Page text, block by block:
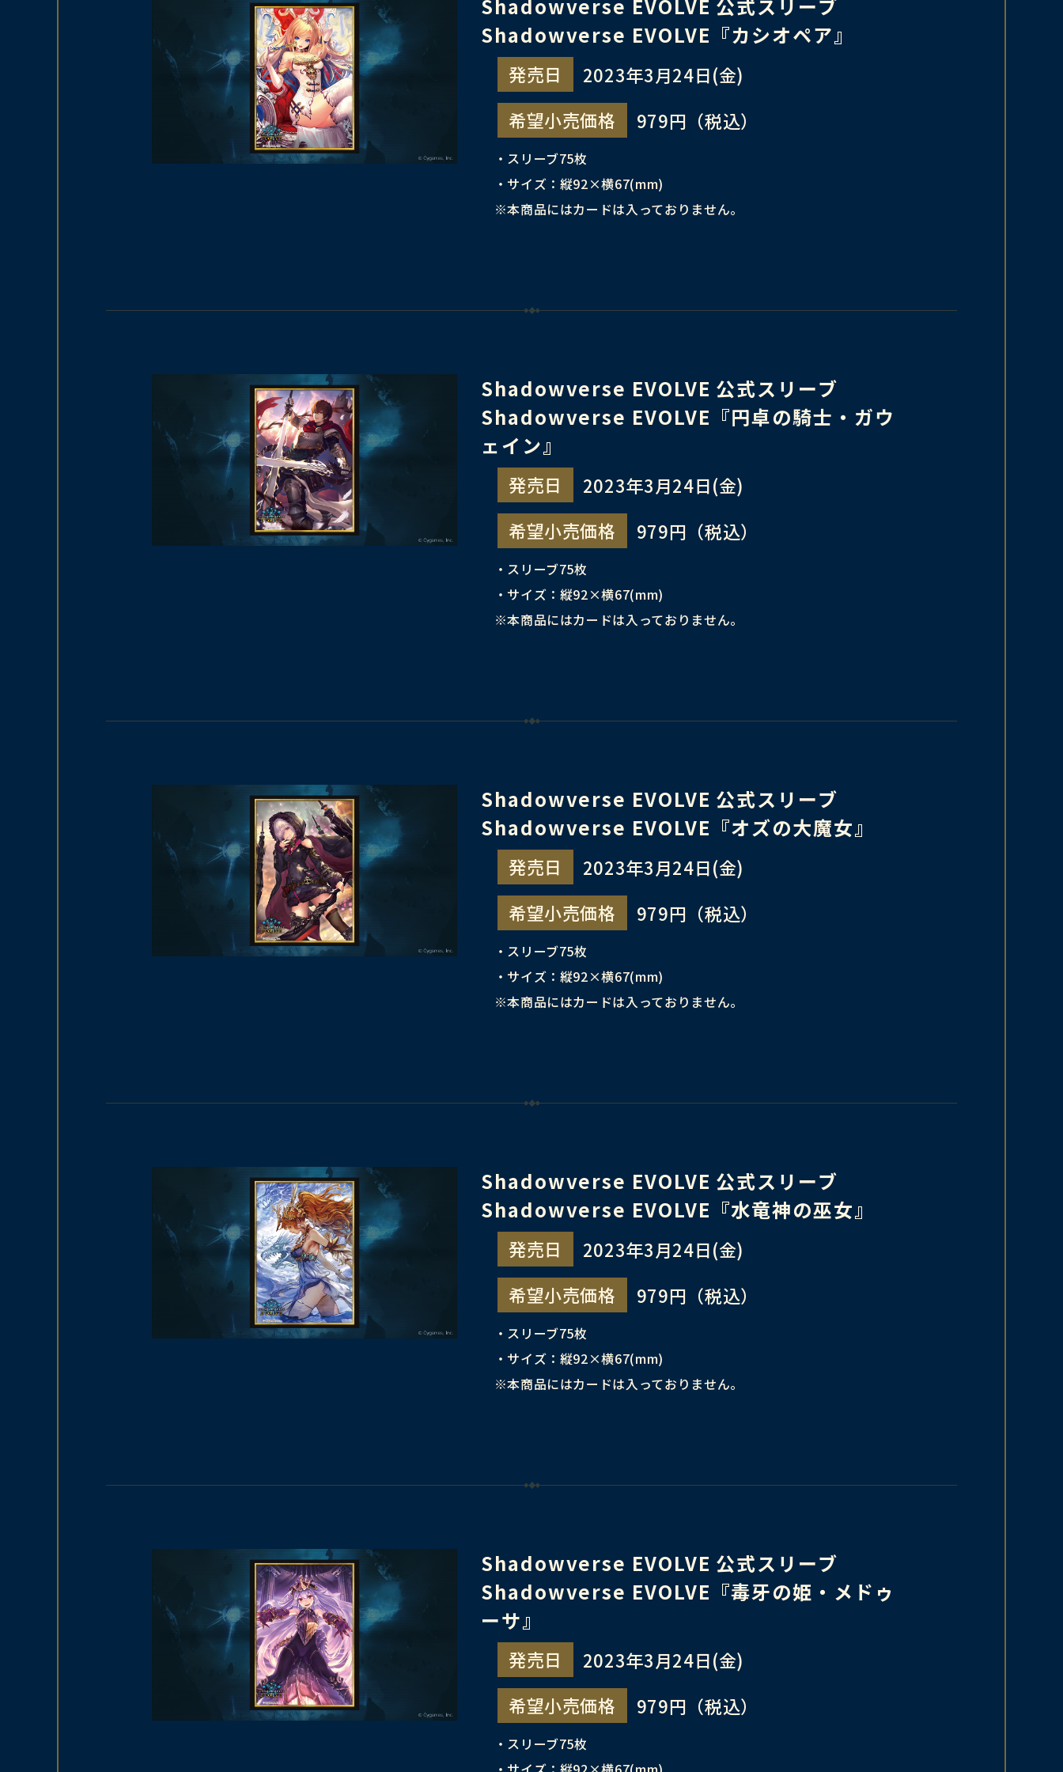
Shadowverse EVOLVE 公式スリーブ
Shadowverse EVOLVE『カシオペア』
発売日
2023年3月24日(金)
希望小売価格
979円（税込）
・スリーブ75枚
・サイズ：縦92×横67(mm)
※本商品にはカードは入っておりません。
Shadowverse EVOLVE 公式スリーブ
Shadowverse EVOLVE『円卓の騎士・ガウ
ェイン』
発売日
2023年3月24日(金)
希望小売価格
979円（税込）
・スリーブ75枚
・サイズ：縦92×横67(mm)
※本商品にはカードは入っておりません。
Shadowverse EVOLVE 公式スリーブ
Shadowverse EVOLVE『オズの大魔女』
発売日
2023年3月24日(金)
希望小売価格
979円（税込）
・スリーブ75枚
・サイズ：縦92×横67(mm)
※本商品にはカードは入っておりません。
Shadowverse EVOLVE 公式スリーブ
Shadowverse EVOLVE『水竜神の巫女』
発売日
2023年3月24日(金)
希望小売価格
979円（税込）
・スリーブ75枚
・サイズ：縦92×横67(mm)
※本商品にはカードは入っておりません。
Shadowverse EVOLVE 公式スリーブ
Shadowverse EVOLVE『毒牙の姫・メドゥ
ーサ』
発売日
2023年3月24日(金)
希望小売価格
979円（税込）
・スリーブ75枚